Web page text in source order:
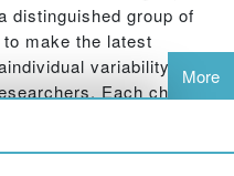
distinguished group of
make the latest
variability
Each chapter
the techniques.
More